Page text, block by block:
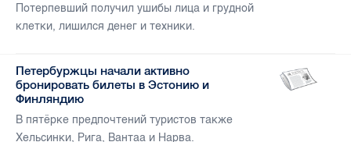
Потерпевший получил ушибы лица и грудной
клетки, лишился денег и техники.
Петербуржцы начали активно
бронировать билеты в Эстонию и
Финляндию
В пятёрке предпочтений туристов также
Хельсинки, Рига, Вантаа и Нарва.